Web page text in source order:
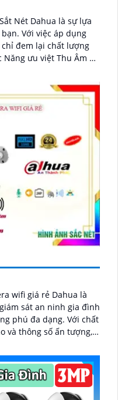
Nét Dahua là sự lựa
dụng
đem lại chất lượng
ưu việt Thu Âm Và
wifi giá rẻ Dahua là
sát an ninh gia đình
đa dạng. Với chất
và thông số ấn tượng,